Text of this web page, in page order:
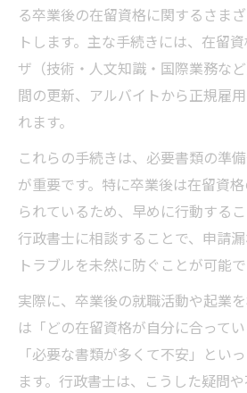
る卒業後の在留資格に関するさま
トします。主な手続きには、在留
ザ（技術・人文知識・国際業務な
間の更新、アルバイトから正規雇
れます。
これらの手続きは、必要書類の準
が重要です。特に卒業後は在留資
られているため、早めに行動するこ
行政書士に相談することで、申請
トラブルを未然に防ぐことが可能で
実際に、卒業後の就職活動や起業
は「どの在留資格が自分に合ってい
「必要な書類が多くて不安」とい
ます。行政書士は、こうした疑問